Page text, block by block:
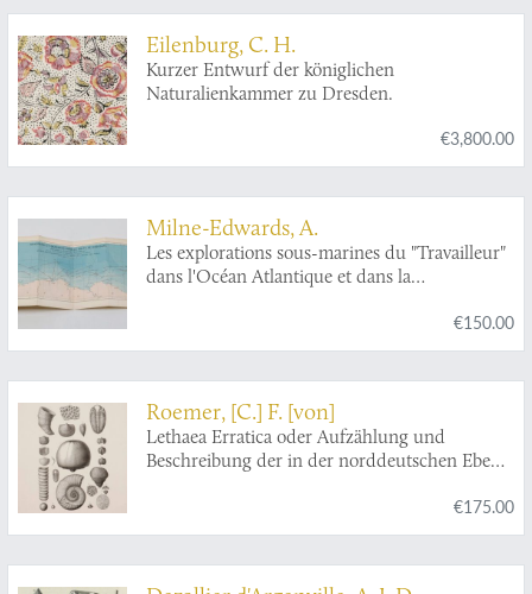
Eilenburg, C. H.
Kurzer Entwurf der königlichen
Naturalienkammer zu Dresden.
€3,800.00
Milne-Edwards, A.
Les explorations sous-marines du "Travailleur"
dans l'Océan Atlantique et dans la
€150.00
Roemer, [C.] F. [von]
Lethaea Erratica oder Aufzählung und
Beschreibung der in der norddeutschen Ebene
€175.00